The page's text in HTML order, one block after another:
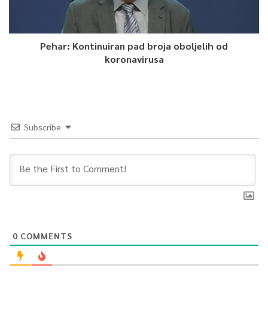
Pehar: Kontinuiran pad broja oboljelih od
koronavirusa
Subscribe
0 COMMENTS